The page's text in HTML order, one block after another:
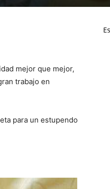
mejor que mejor,
trabajo en
para un estupendo